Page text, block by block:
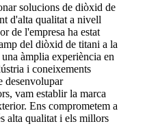
solucions de diòxid de
d'alta qualitat a nivell
de l'empresa ha estat
del diòxid de titani a la
àmplia experiència en
i coneixements
desenvolupar
vam establir la marca
Ens comprometem a
alta qualitat i els millors